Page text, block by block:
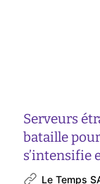
Serveurs
bataille
s’intensifie
Le Temps